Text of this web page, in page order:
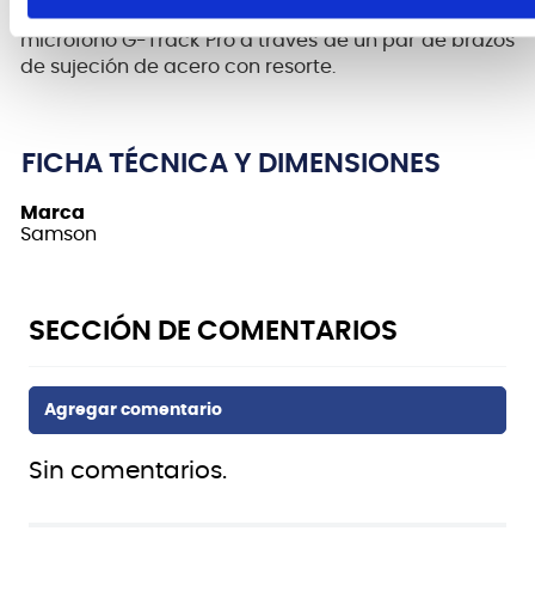
alrededor de la parte superior del cuerpo del
micrófono G-Track Pro a través de un par de brazos
de sujeción de acero con resorte.
FICHA TÉCNICA Y DIMENSIONES
Marca
Samson
Sin comentarios.